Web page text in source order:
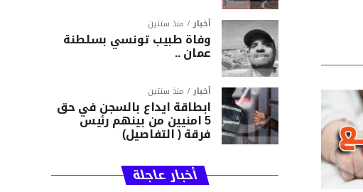
أخبار منذ سنتين
وفاة طبيب تونسي بسلطنة
عمان ..
أخبار منذ سنتين
ابطاقة ايداع بالسجن في حق
5 امنيين من بينهم رئيس
فرقة ( التفاصيل)
أخبار عاجلة